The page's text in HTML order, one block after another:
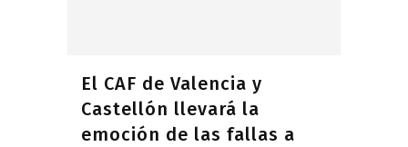
El CAF de Valencia y
Castellón llevará la
emoción de las fallas a